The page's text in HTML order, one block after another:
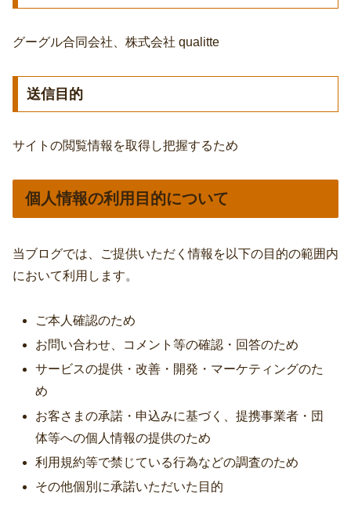
グーグル合同会社、 株式会社 qualitte
送信目的
サイトの閲覧情報を取得し把握するため
個人情報の利用目的について
当ブログでは、
ご提供いただく情報を以下の目的の範囲内
において利用します。
ご本人確認のため
お問い合わせ、コメント等の確認・回答のため
サービスの提供・改善・開発・マーケティングのた
め
お客さまの承諾・申込みに基づく、提携事業者・団
体等への個人情報の提供のため
利用規約等で禁じている行為などの調査のため
その他個別に承諾いただいた目的